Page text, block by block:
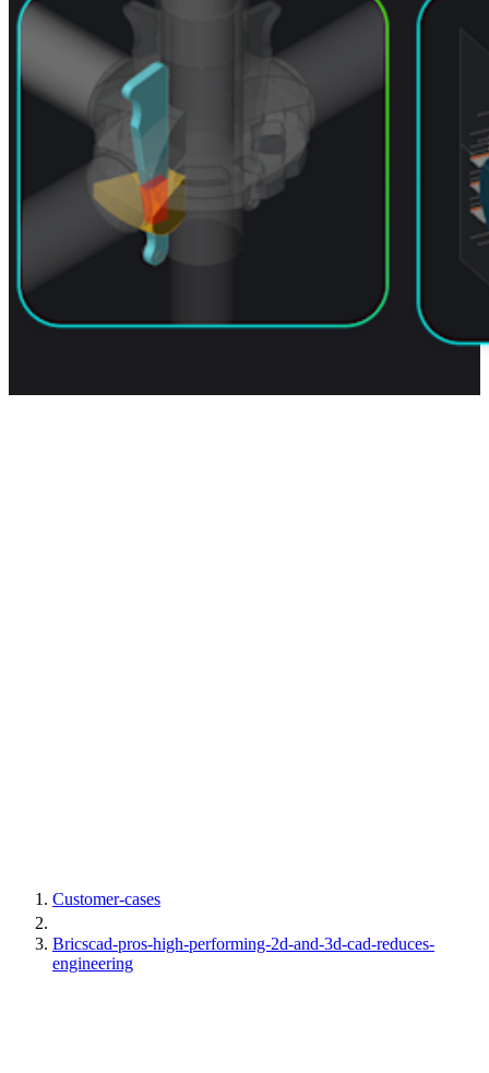
Customer-cases
Bricscad-pros-high-performing-2d-and-3d-cad-reduces-
engineering